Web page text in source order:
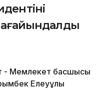
- Мемлекет басшысы
Елеуұлы